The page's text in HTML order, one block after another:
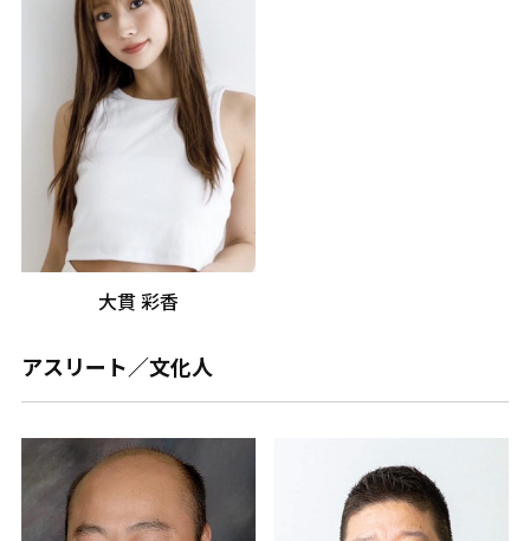
大貫 彩香
アスリート／文化人